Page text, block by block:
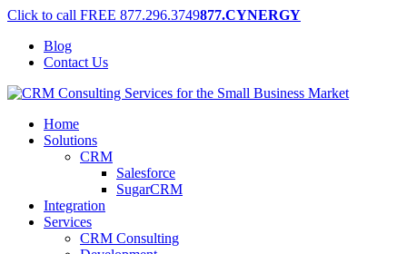
Click to call FREE 877.296.3749877.CYNERGY
Blog
Contact Us
Home
Solutions
CRM
Salesforce
SugarCRM
Integration
Services
CRM Consulting